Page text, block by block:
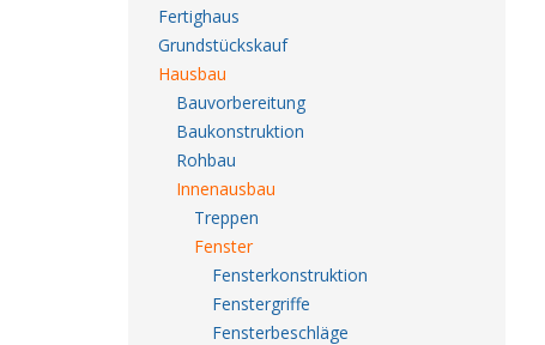
Fertighaus
Grundstückskauf
Hausbau
Bauvorbereitung
Baukonstruktion
Rohbau
Innenausbau
Treppen
Fenster
Fensterkonstruktion
Fenstergriffe
Fensterbeschläge